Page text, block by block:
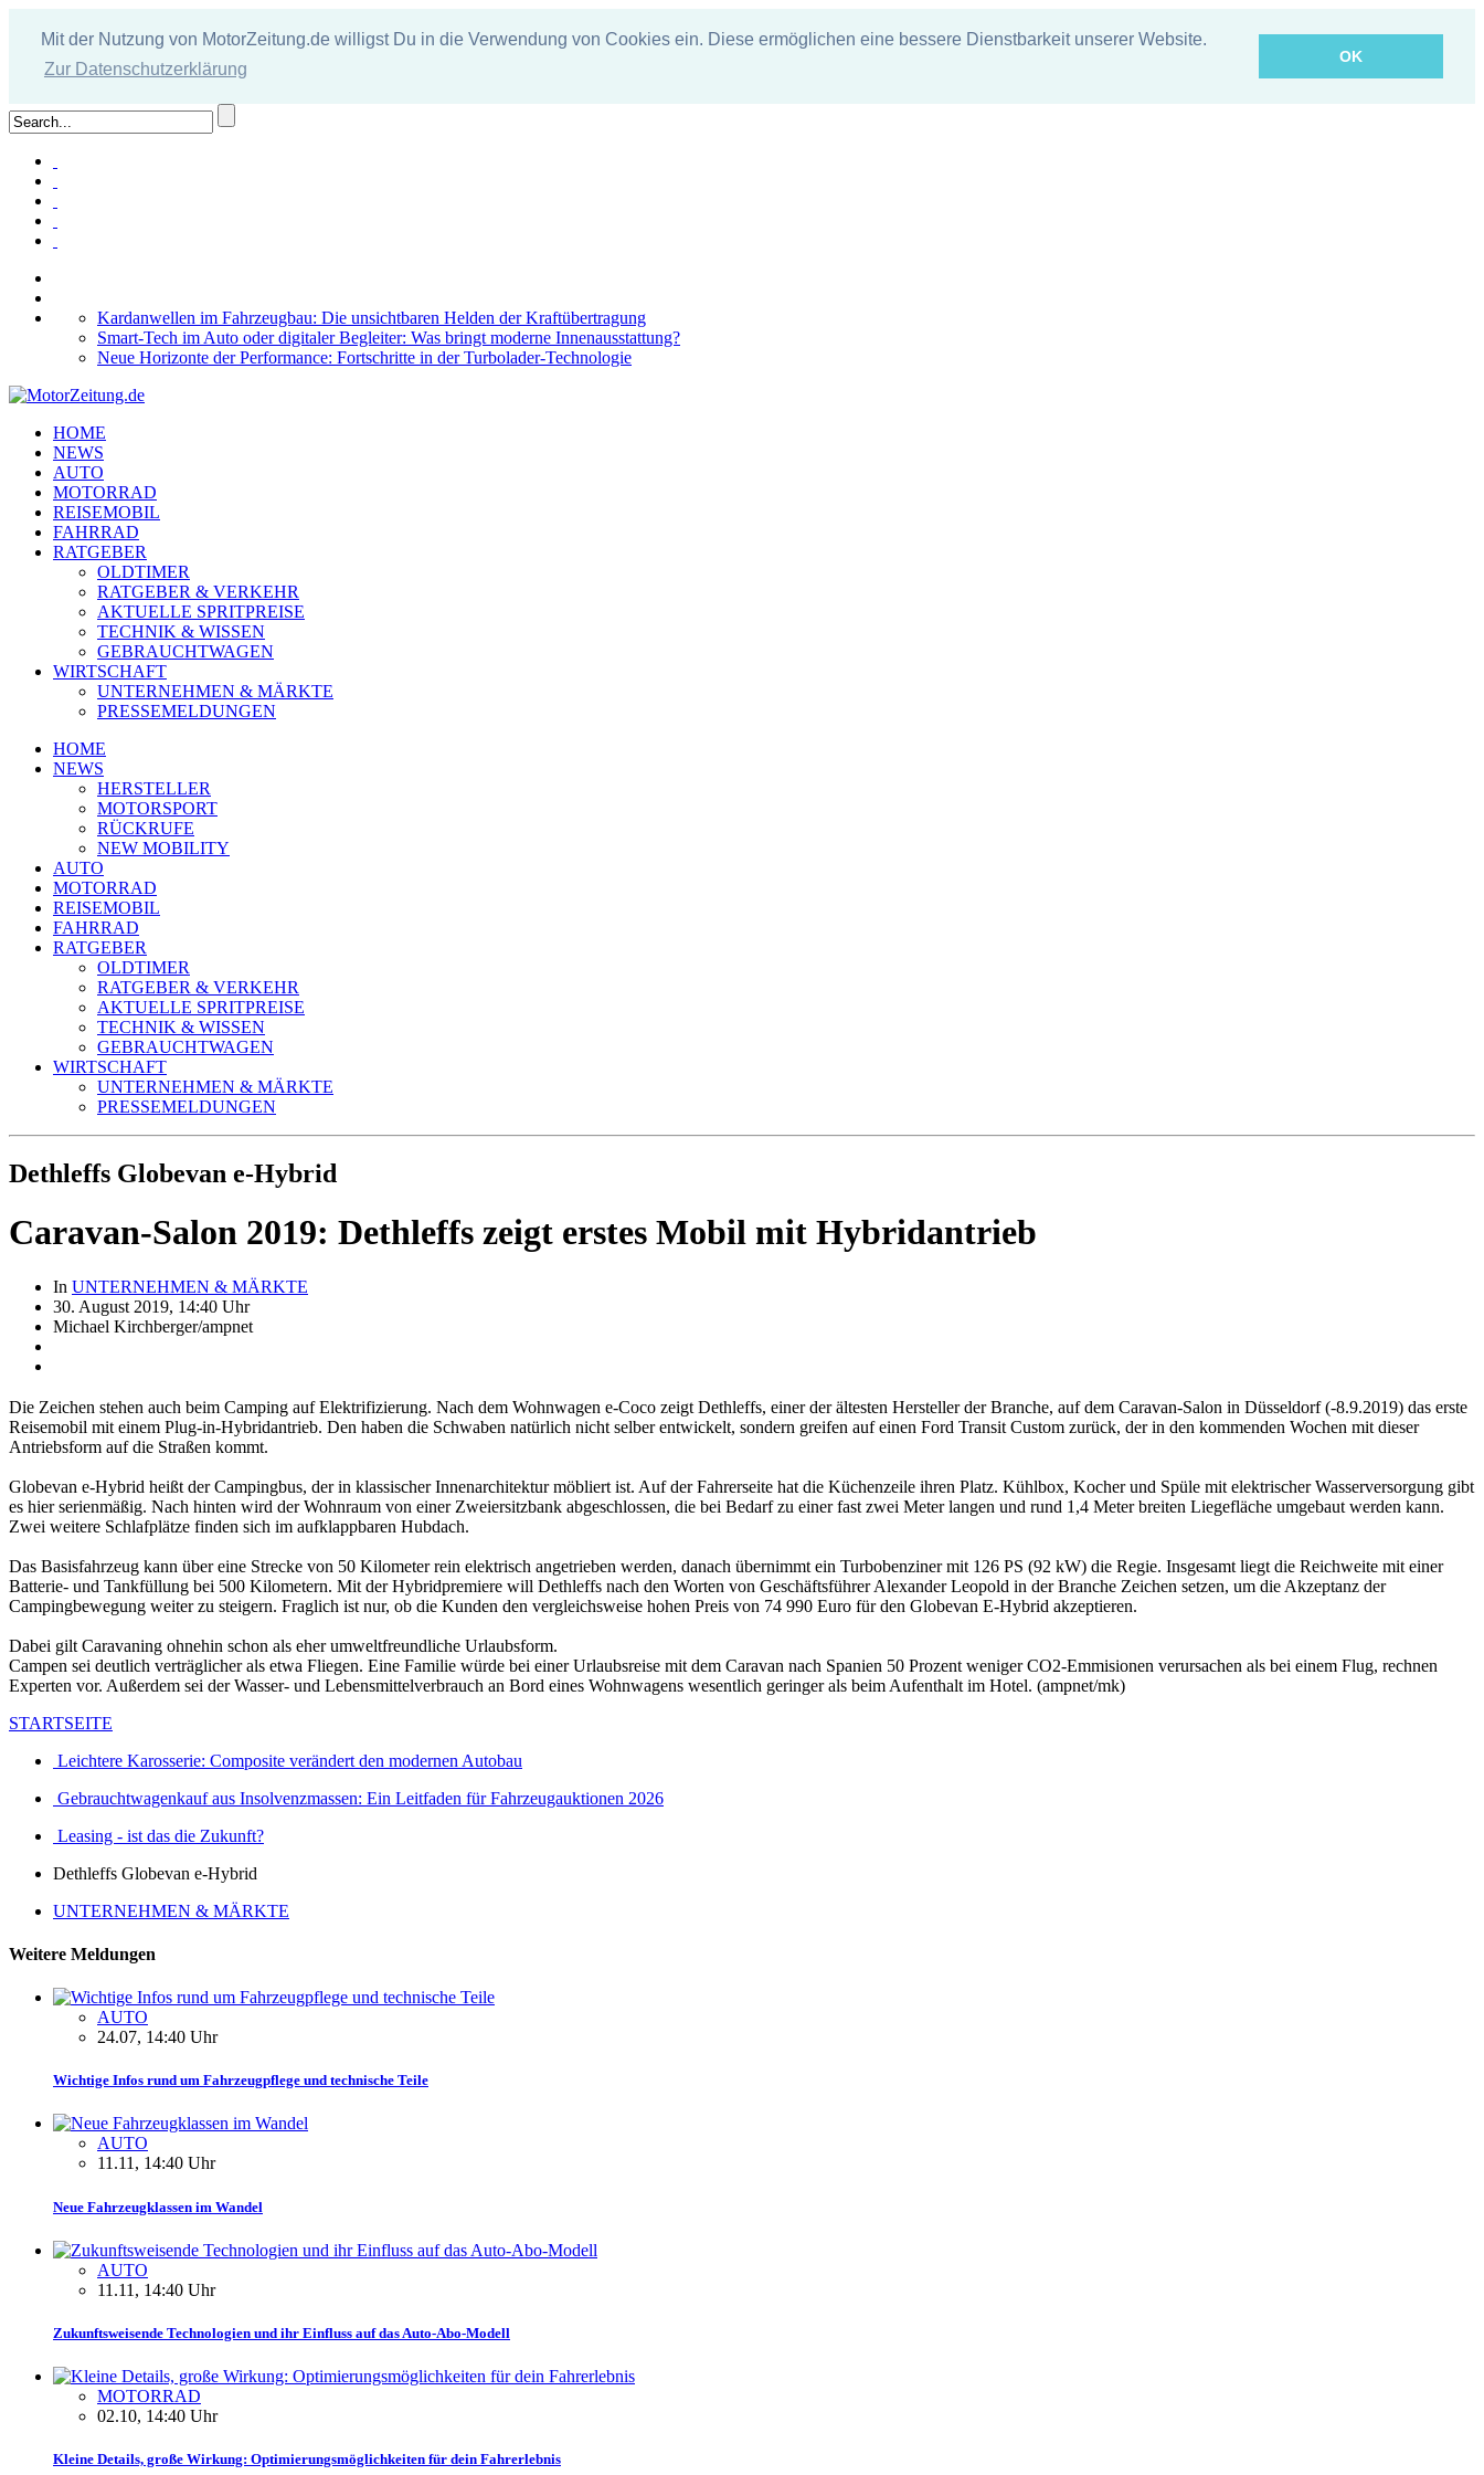
Mit der Nutzung von MotorZeitung.de willigst Du in die Verwendung von Cookies ein. Diese ermöglichen eine bessere Dienstbarkeit unserer Website.
Zur Datenschutzerklärung
OK
Kardanwellen im Fahrzeugbau: Die unsichtbaren Helden der Kraftübertragung
Smart-Tech im Auto oder digitaler Begleiter: Was bringt moderne Innenausstattung?
Neue Horizonte der Performance: Fortschritte in der Turbolader-Technologie
HOME
NEWS
AUTO
MOTORRAD
REISEMOBIL
FAHRRAD
RATGEBER
OLDTIMER
RATGEBER & VERKEHR
AKTUELLE SPRITPREISE
TECHNIK & WISSEN
GEBRAUCHTWAGEN
WIRTSCHAFT
UNTERNEHMEN & MÄRKTE
PRESSEMELDUNGEN
HOME
NEWS
HERSTELLER
MOTORSPORT
RÜCKRUFE
NEW MOBILITY
AUTO
MOTORRAD
REISEMOBIL
FAHRRAD
RATGEBER
OLDTIMER
RATGEBER & VERKEHR
AKTUELLE SPRITPREISE
TECHNIK & WISSEN
GEBRAUCHTWAGEN
WIRTSCHAFT
UNTERNEHMEN & MÄRKTE
PRESSEMELDUNGEN
Dethleffs Globevan e-Hybrid
Caravan-Salon 2019: Dethleffs zeigt erstes Mobil mit Hybridantrieb
In UNTERNEHMEN & MÄRKTE
30. August 2019, 14:40 Uhr
Michael Kirchberger/ampnet
Die Zeichen stehen auch beim Camping auf Elektrifizierung. Nach dem Wohnwagen e-Coco zeigt Dethleffs, einer der ältesten Hersteller der Branche, auf dem Caravan-Salon in Düsseldorf (-8.9.2019) das erste
Reisemobil mit einem Plug-in-Hybridantrieb. Den haben die Schwaben natürlich nicht selber entwickelt, sondern greifen auf einen Ford Transit Custom zurück, der in den kommenden Wochen mit dieser
Antriebsform auf die Straßen kommt.
Globevan e-Hybrid heißt der Campingbus, der in klassischer Innenarchitektur möbliert ist. Auf der Fahrerseite hat die Küchenzeile ihren Platz. Kühlbox, Kocher und Spüle mit elektrischer Wasserversorgung gibt
es hier serienmäßig. Nach hinten wird der Wohnraum von einer Zweiersitzbank abgeschlossen, die bei Bedarf zu einer fast zwei Meter langen und rund 1,4 Meter breiten Liegefläche umgebaut werden kann.
Zwei weitere Schlafplätze finden sich im aufklappbaren Hubdach.
Das Basisfahrzeug kann über eine Strecke von 50 Kilometer rein elektrisch angetrieben werden, danach übernimmt ein Turbobenziner mit 126 PS (92 kW) die Regie. Insgesamt liegt die Reichweite mit einer
Batterie- und Tankfüllung bei 500 Kilometern. Mit der Hybridpremiere will Dethleffs nach den Worten von Geschäftsführer Alexander Leopold in der Branche Zeichen setzen, um die Akzeptanz der
Campingbewegung weiter zu steigern. Fraglich ist nur, ob die Kunden den vergleichsweise hohen Preis von 74 990 Euro für den Globevan E-Hybrid akzeptieren.
Dabei gilt Caravaning ohnehin schon als eher umweltfreundliche Urlaubsform.
Campen sei deutlich verträglicher als etwa Fliegen. Eine Familie würde bei einer Urlaubsreise mit dem Caravan nach Spanien 50 Prozent weniger CO2-Emmisionen verursachen als bei einem Flug, rechnen
Experten vor. Außerdem sei der Wasser- und Lebensmittelverbrauch an Bord eines Wohnwagens wesentlich geringer als beim Aufenthalt im Hotel. (ampnet/mk)
STARTSEITE
Leichtere Karosserie: Composite verändert den modernen Autobau
Gebrauchtwagenkauf aus Insolvenzmassen: Ein Leitfaden für Fahrzeugauktionen 2026
Leasing - ist das die Zukunft?
Dethleffs Globevan e-Hybrid
UNTERNEHMEN & MÄRKTE
Weitere Meldungen
AUTO
24.07, 14:40 Uhr
Wichtige Infos rund um Fahrzeugpflege und technische Teile
AUTO
11.11, 14:40 Uhr
Neue Fahrzeugklassen im Wandel
AUTO
11.11, 14:40 Uhr
Zukunftsweisende Technologien und ihr Einfluss auf das Auto-Abo-Modell
MOTORRAD
02.10, 14:40 Uhr
Kleine Details, große Wirkung: Optimierungsmöglichkeiten für dein Fahrerlebnis